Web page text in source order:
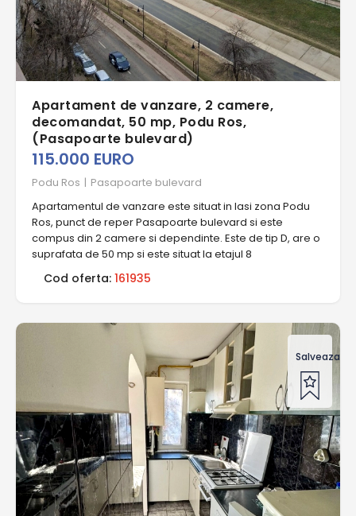
Apartament de vanzare, 2 camere,
decomandat, 50 mp, Podu Ros,
(Pasapoarte bulevard)
115.000 EURO
Podu Ros | Pasapoarte bulevard
Apartamentul de vanzare este situat in Iasi zona Podu
Ros, punct de reper Pasapoarte bulevard si este
compus din 2 camere si dependinte. Este de tip D, are o
suprafata de 50 mp si este situat la etajul 8
Cod oferta: 161935
Salveaza